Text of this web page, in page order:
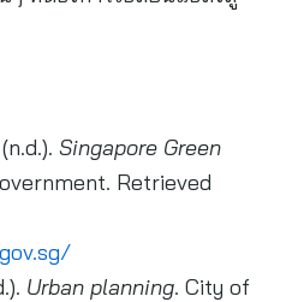
Singapore Green
Retrieved
Urban planning. City of